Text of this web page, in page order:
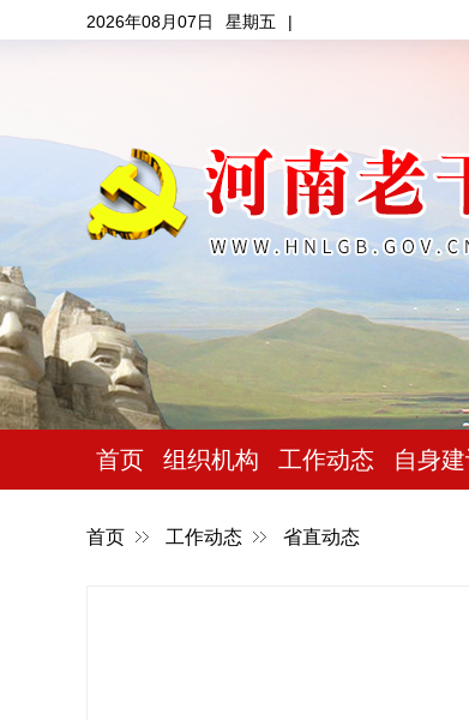
2026年08月07日 星期五 |
首页 组织机构 工作动态 自身
首页 工作动态 省直动态